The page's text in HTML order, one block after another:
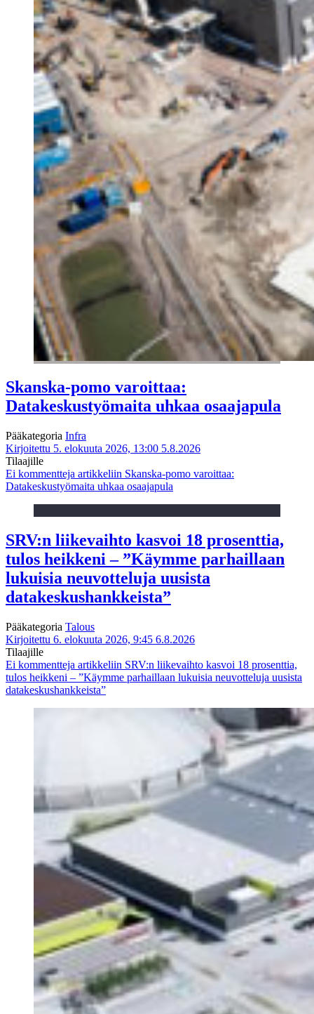
Skanska-pomo varoittaa:
Datakeskustyömaita uhkaa osaajapula
Pääkategoria Infra
Kirjoitettu 5. elokuuta 2026, 13:00 5.8.2026
Tilaajille
Ei kommentteja artikkeliin Skanska-pomo varoittaa:
Datakeskustyömaita uhkaa osaajapula
SRV:n liikevaihto kasvoi 18 prosenttia,
tulos heikkeni – ”Käymme parhaillaan
lukuisia neuvotteluja uusista
datakeskushankkeista”
Pääkategoria Talous
Kirjoitettu 6. elokuuta 2026, 9:45 6.8.2026
Tilaajille
Ei kommentteja artikkeliin SRV:n liikevaihto kasvoi 18 prosenttia,
tulos heikkeni – ”Käymme parhaillaan lukuisia neuvotteluja uusista
datakeskushankkeista”